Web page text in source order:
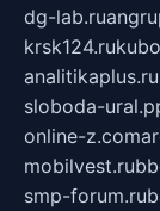
dg-lab.ru
krsk124.ru
analitikaplus.ru
sloboda-
online-z.com
mobilvest.ru
smp-forum.ru